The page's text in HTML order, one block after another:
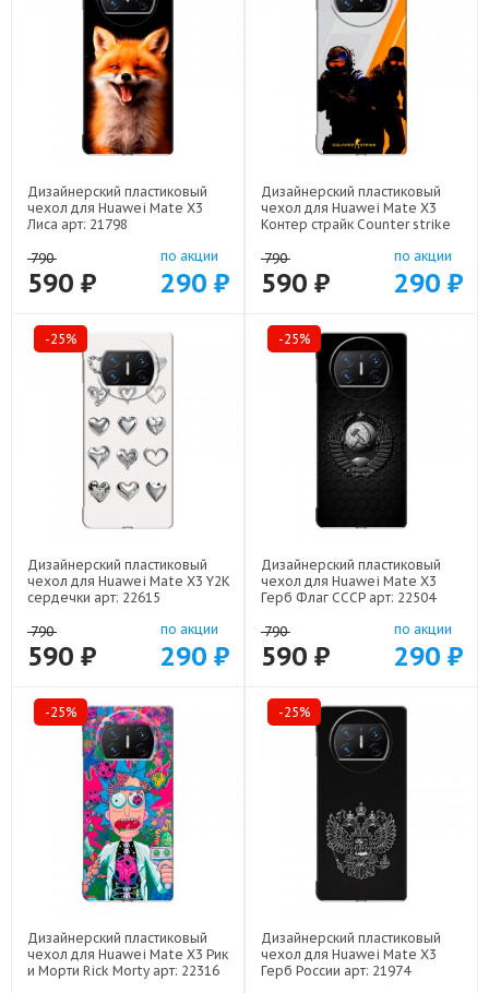
Дизайнерский пластиковый
чехол для Huawei Mate X3
Лиса арт: 21798
790
590 ₽
по акции
290 ₽
Дизайнерский пластиковый
чехол для Huawei Mate X3
Контер страйк Counter strike
790
590 ₽
по акции
290 ₽
-25%
Дизайнерский пластиковый
чехол для Huawei Mate X3 Y2K
сердечки арт: 22615
790
590 ₽
по акции
290 ₽
-25%
Дизайнерский пластиковый
чехол для Huawei Mate X3
Герб Флаг СССР арт: 22504
790
590 ₽
по акции
290 ₽
-25%
Дизайнерский пластиковый
чехол для Huawei Mate X3 Рик
и Морти Rick Morty арт: 22316
-25%
Дизайнерский пластиковый
чехол для Huawei Mate X3
Герб России арт: 21974